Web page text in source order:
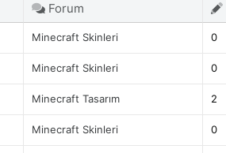
Forum
Minecraft Skinleri 0
Minecraft Skinleri 0
Minecraft Tasarım 2
Minecraft Skinleri 0